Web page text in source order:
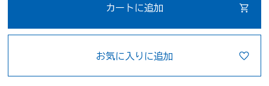
カートに追加
お気に入りに追加